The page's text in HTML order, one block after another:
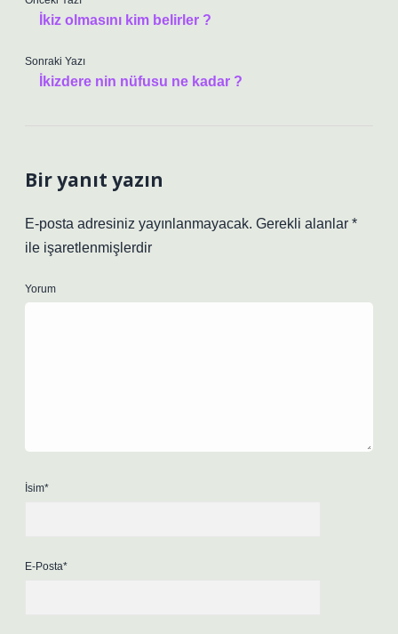
İkiz olmasını kim belirler ?
Sonraki Yazı
İkizdere nin nüfusu ne kadar ?
Bir yanıt yazın
E-posta adresiniz yayınlanmayacak. Gerekli alanlar *
ile işaretlenmişlerdir
Yorum
İsim*
E-Posta*